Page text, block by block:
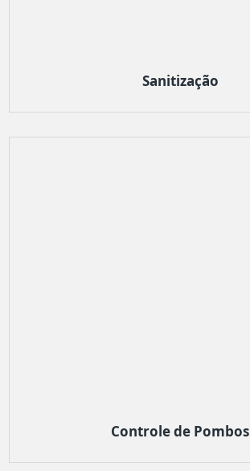
Sanitização
Controle de Pombos